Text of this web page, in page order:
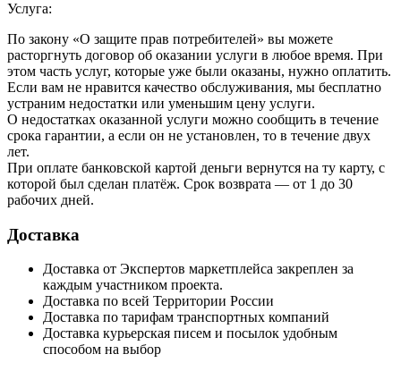
Услуга:
По закону «О защите прав потребителей» вы можете
расторгнуть договор об оказании услуги в любое время. При
этом часть услуг, которые уже были оказаны, нужно оплатить.
Если вам не нравится качество обслуживания, мы бесплатно
устраним недостатки или уменьшим цену услуги.
О недостатках оказанной услуги можно сообщить в течение
срока гарантии, а если он не установлен, то в течение двух
лет.
При оплате банковской картой деньги вернутся на ту карту, с
которой был сделан платёж. Срок возврата — от 1 до 30
рабочих дней.
Доставка
Доставка от Экспертов маркетплейса закреплен за
каждым участником проекта.
Доставка по всей Территории России
Доставка по тарифам транспортных компаний
Доставка курьерская писем и посылок удобным
способом на выбор